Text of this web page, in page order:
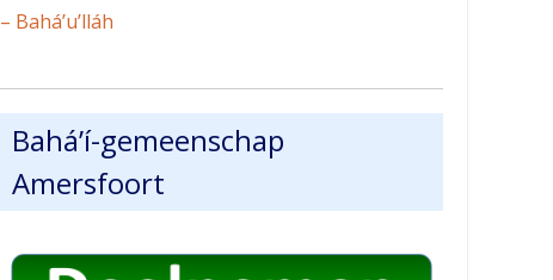
– Bahá’u’lláh
Bahá’í-gemeenschap
Amersfoort